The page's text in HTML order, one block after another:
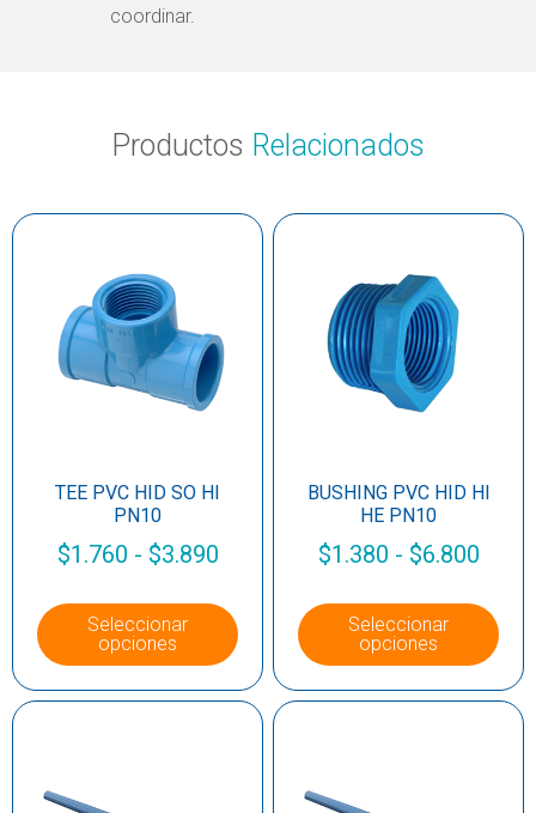
coordinar.
Productos Relacionados
TEE PVC HID SO HI
PN10
$1.760 - $3.890
Seleccionar
opciones
BUSHING PVC HID HI
HE PN10
$1.380 - $6.800
Seleccionar
opciones